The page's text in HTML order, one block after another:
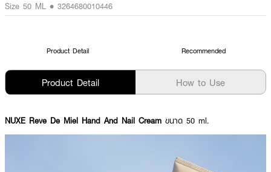
Size 50 ML • 3264680010446
Product Detail Recommended
Product Detail How to Use
NUXE Reve De Miel Hand And Nail Cream ขนาด 50 ml.